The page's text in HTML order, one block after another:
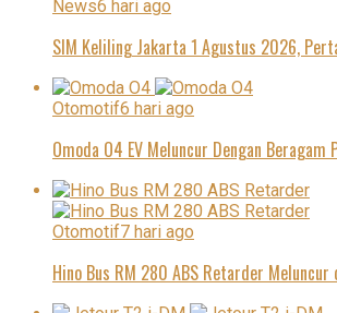
News6 hari ago
SIM Keliling Jakarta 1 Agustus 2026,
Otomotif6 hari ago
Omoda O4 EV Meluncur Dengan
Otomotif7 hari ago
Hino Bus RM 280 ABS Retarder Meluncur